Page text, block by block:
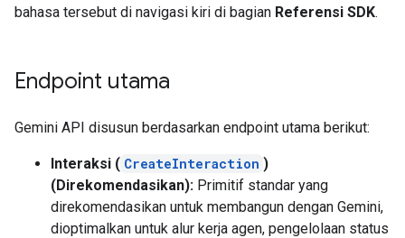
bahasa tersebut di navigasi kiri di bagian Referensi SDK.
Endpoint utama
Gemini API disusun berdasarkan endpoint utama berikut:
Interaksi ( CreateInteraction )
(Direkomendasikan): Primitif standar yang
direkomendasikan untuk membangun dengan Gemini,
dioptimalkan untuk alur kerja agen, pengelolaan status